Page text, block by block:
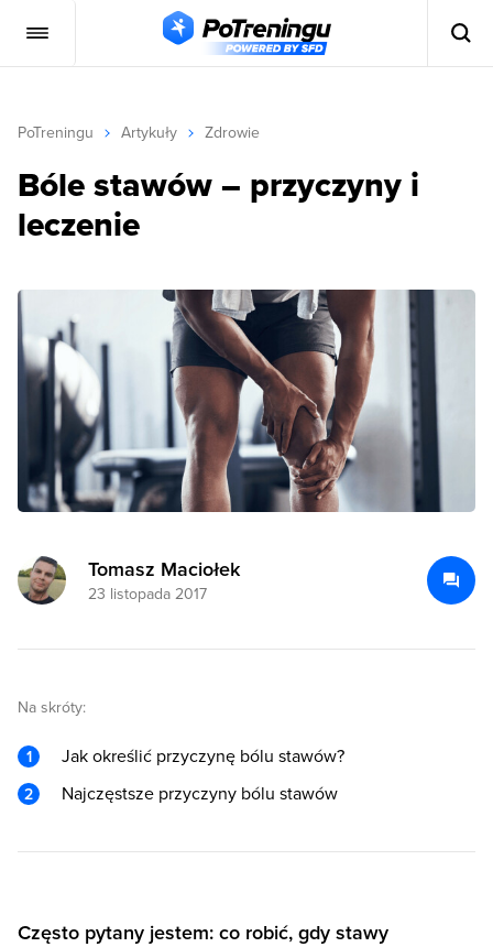
PoTreningu Artykuły Zdrowie
Bóle stawów – przyczyny i
leczenie
Tomasz Maciołek
23 listopada 2017
Na skróty:
Jak określić przyczynę bólu stawów?
Najczęstsze przyczyny bólu stawów
Często pytany jestem: co robić, gdy stawy